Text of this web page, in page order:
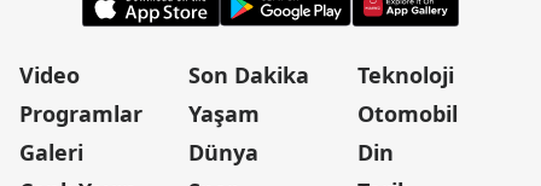
Video
Programlar
Galeri
Son Dakika
Yaşam
Dünya
Teknoloji
Otomobil
Din